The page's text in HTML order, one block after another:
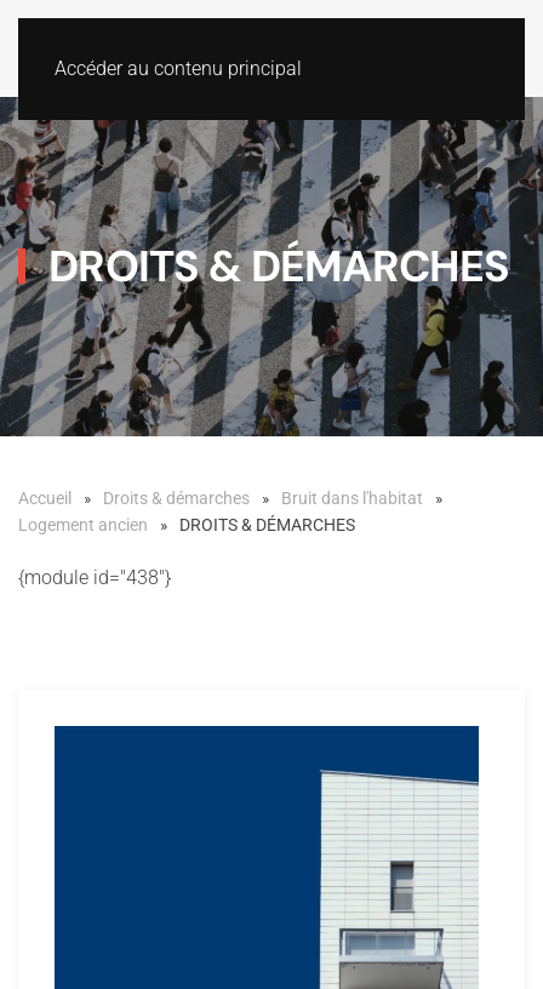
Accéder au contenu principal
DROITS & DÉMARCHES
Accueil Droits & démarches
Bruit dans l'habitat
Logement ancien
DROITS & DÉMARCHES
{module id="438"}